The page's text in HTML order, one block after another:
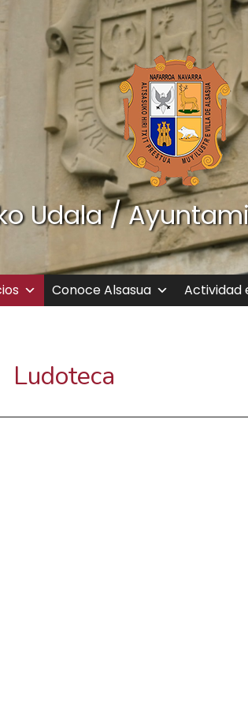
Udala /
Conoce Alsasua Actividad
Ludoteca